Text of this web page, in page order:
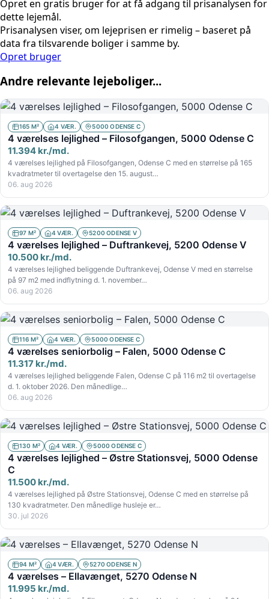
Opret en gratis bruger for at få adgang til prisanalysen for
dette lejemål.
Prisanalysen viser, om lejeprisen er rimelig – baseret på
data fra tilsvarende boliger i samme by.
Opret bruger
Andre relevante lejeboliger...
165 M² 4 VÆR. 5000 ODENSE C
4 værelses lejlighed – Filosofgangen, 5000 Odense C
11.394 kr./md.
4 værelses lejlighed på Filosofgangen, Odense C med en størrelse på 165
kvadratmeter til overtagelse den 15. august…
06. aug 2026
97 M² 4 VÆR. 5200 ODENSE V
4 værelses lejlighed – Duftrankevej, 5200 Odense V
10.500 kr./md.
4 værelses lejlighed beliggende Duftrankevej, Odense V med en størrelse
på 97 m2 med indflytning d. 1. november…
06. aug 2026
116 M² 4 VÆR. 5000 ODENSE C
4 værelses seniorbolig – Falen, 5000 Odense C
11.317 kr./md.
4 værelses lejlighed beliggende Falen, Odense C på 116 m2 til overtagelse
d. 1. oktober 2026. Den månedlige…
06. aug 2026
130 M² 4 VÆR. 5000 ODENSE C
4 værelses lejlighed – Østre Stationsvej, 5000 Odense
C
11.500 kr./md.
4 værelses lejlighed på Østre Stationsvej, Odense C med en størrelse på
130 kvadratmeter. Den månedlige husleje er…
30. jul 2026
94 M² 4 VÆR. 5270 ODENSE N
4 værelses – Ellavænget, 5270 Odense N
11.995 kr./md.